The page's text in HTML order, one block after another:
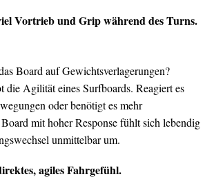
Vortrieb und Grip während des Turns.
Board auf Gewichtsverlagerungen?
die Agilität eines Surfboards. Reagiert es
oder benötigt es mehr
mit hoher Response fühlt sich lebendig
unmittelbar um.
agiles Fahrgefühl.